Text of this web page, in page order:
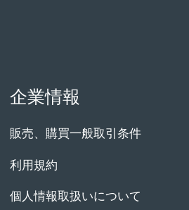
企業情報
販売、購買一般取引条件
利用規約
個人情報取扱いについて